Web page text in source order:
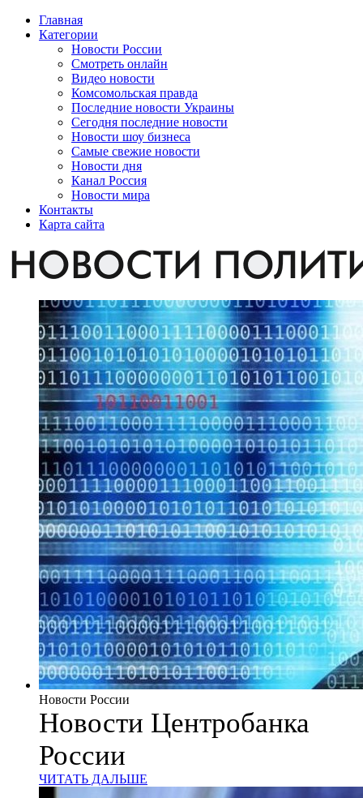
Главная
Категории
Новости России
Смотреть онлайн
Видео новости
Комсомольская правда
Последние новости Украины
Сегодня последние новости
Новости шоу бизнеса
Самые свежие новости
Новости дня
Канал Россия
Новости мира
Контакты
Карта сайта
Новости России
Новости Центробанка
России
ЧИТАТЬ ДАЛЬШЕ